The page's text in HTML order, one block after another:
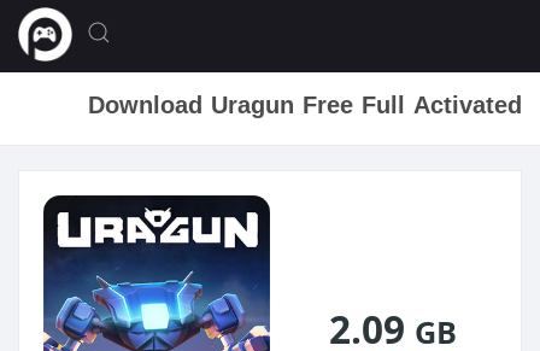
Download Uragun Free Full Activated
2.09 GB